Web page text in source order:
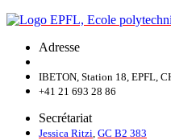
Adresse
IBETON, Station 18, EPFL,
+41 21 693 28 86
Secrétariat
Jessica Ritzi GC B2 383